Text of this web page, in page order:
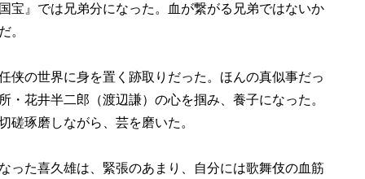
宝』では兄弟分になった。血が繋がる兄弟ではないか
。
の世界に身を置く跡取りだった。ほんの真似事だっ
花井半二郎（渡辺謙）の心を掴み、養子になった。
磋琢磨しながら、芸を磨いた。
た喜久雄は、緊張のあまり、自分には歌舞伎の血筋